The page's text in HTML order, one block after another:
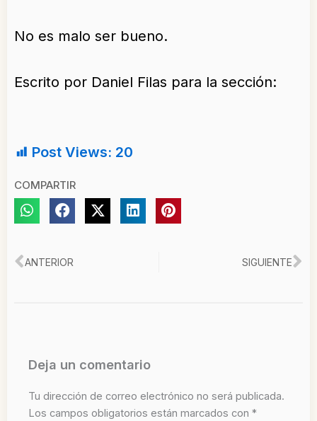
No es malo ser bueno.
Escrito por Daniel Filas para la sección:
Post Views: 20
COMPARTIR
Ant
ANTERIOR SIGUIENTE
Deja un comentario
Tu dirección de correo electrónico no será publicada.
Los campos obligatorios están marcados con *